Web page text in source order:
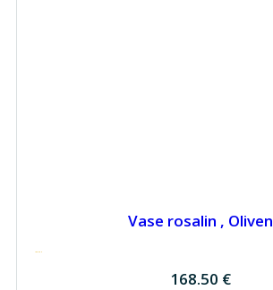
Vase rosalin , Oliven
168.50 €
168.50 €